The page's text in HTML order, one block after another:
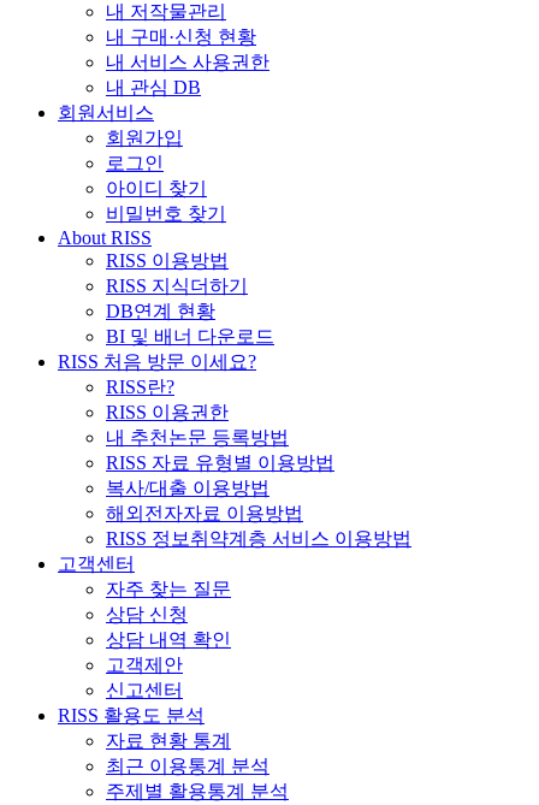
내 저작물관리
내 구매·신청 현황
내 서비스 사용권한
내 관심 DB
회원서비스
회원가입
로그인
아이디 찾기
비밀번호 찾기
About RISS
RISS 이용방법
RISS 지식더하기
DB연계 현황
BI 및 배너 다운로드
RISS 처음 방문 이세요?
RISS란?
RISS 이용권한
내 추천논문 등록방법
RISS 자료 유형별 이용방법
복사/대출 이용방법
해외전자자료 이용방법
RISS 정보취약계층 서비스 이용방법
고객센터
자주 찾는 질문
상담 신청
상담 내역 확인
고객제안
신고센터
RISS 활용도 분석
자료 현황 통계
최근 이용통계 분석
주제별 활용통계 분석